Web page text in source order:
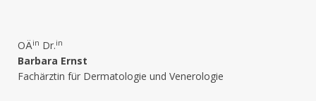
OÄin Dr.in
Barbara Ernst
Fachärztin für Dermatologie und Venerologie